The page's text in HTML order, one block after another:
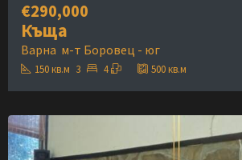
€290,000
Къща
Варна м-т Боровец - юг
150 кв.м 3 4 500 кв.м